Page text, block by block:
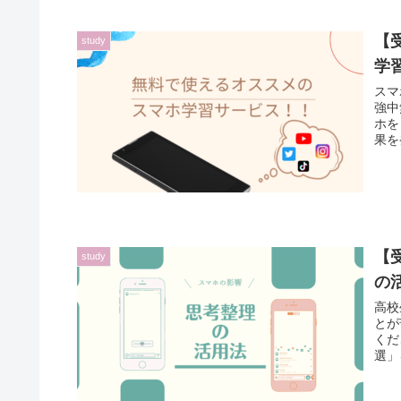
study
学
ス
強
ホ
果
study
の
高
と
く
選